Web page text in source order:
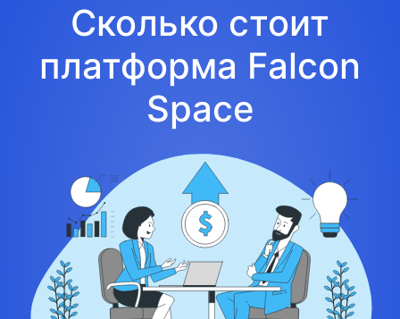
Сколько стоит
платформа Falcon
Space